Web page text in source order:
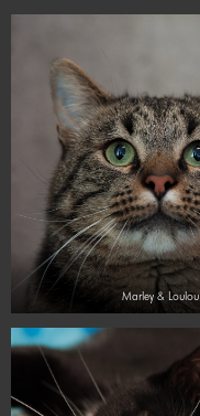
Marley & Loulou